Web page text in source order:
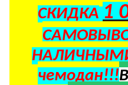
СКИДКА 1
чемодан!!!